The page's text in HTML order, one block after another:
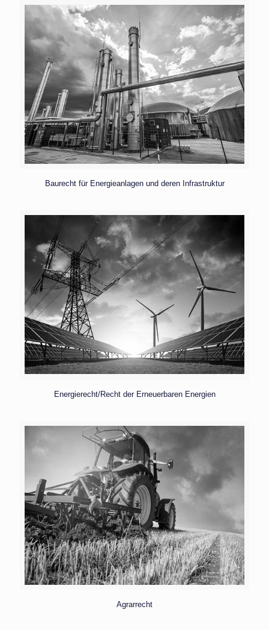
Baurecht für Energieanlagen und deren Infrastruktur
Energierecht/Recht der Erneuerbaren Energien
Agrarrecht